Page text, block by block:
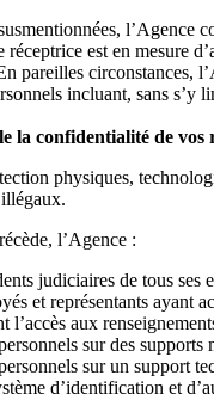
l’Agence
est en mesure
pareilles circonstances,
incluant, sans s’y
la confidentialité de vos
physiques,
l’Agence :
judiciaires de tous ses
et représentants ayant
l’accès aux
sur des
sur un support
d’identification et